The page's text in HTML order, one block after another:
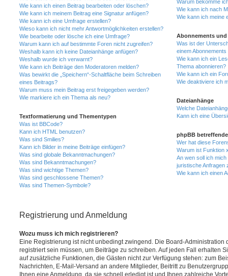
Wie kann ich einen Beitrag bearbeiten oder löschen?
Wie kann ich meinem Beitrag eine Signatur anfügen?
Wie kann ich eine Umfrage erstellen?
Wieso kann ich nicht mehr Antwortmöglichkeiten erstellen?
Wie bearbeite oder lösche ich eine Umfrage?
Warum kann ich auf bestimmte Foren nicht zugreifen?
Weshalb kann ich keine Dateianhänge anfügen?
Weshalb wurde ich verwarnt?
Wie kann ich Beiträge den Moderatoren melden?
Was bewirkt die „Speichern“-Schaltfläche beim Schreiben
eines Beitrags?
Warum muss mein Beitrag erst freigegeben werden?
Wie markiere ich ein Thema als neu?
Textformatierung und Thementypen
Was ist BBCode?
Kann ich HTML benutzen?
Was sind Smilies?
Kann ich Bilder in meine Beiträge einfügen?
Was sind globale Bekanntmachungen?
Was sind Bekanntmachungen?
Was sind wichtige Themen?
Was sind geschlossene Themen?
Was sind Themen-Symbole?
Warum bekomme
Wie kann ich nach
Wie kann ich meine
Abonnements und
Was ist der
einem
Wie kann ich ein
Thema abonnieren?
Wie kann ich ein
Wie deaktiviere ich
Dateianhänge
Welche
Kann ich eine
phpBB
Wer hat diese
Warum ist Funktion
An wen soll ich
juristische Anfragen
Wie kann ich einen
Registrierung und Anmeldung
Wozu muss ich mich registrieren?
Eine Registrierung ist nicht unbedingt zwingend. Die Board-Administration
registriert sein müssen, um Beiträge zu schreiben. Auf jeden Fall erhalten
auf zusätzliche Funktionen, die Gästen nicht zur Verfügung stehen: zum
Nachrichten, E-Mail-Versand an andere Mitglieder, Beitritt zu
Ihnen eine Anmeldung, da sie schnell erledigt ist und Ihnen zahlreiche